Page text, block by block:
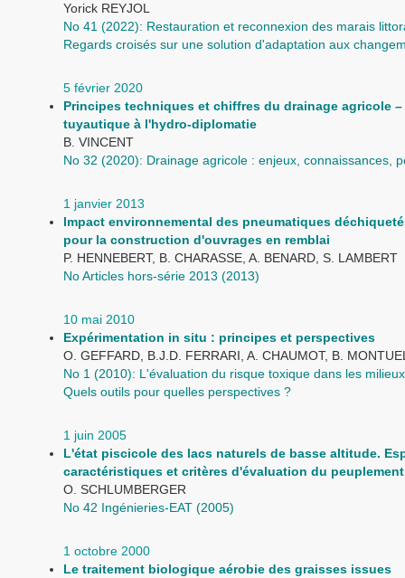
Yorick REYJOL
No 41 (2022): Restauration et reconnexion des marais
Regards croisés sur une solution d'adaptation aux
5 février 2020
Principes techniques et chiffres du drainage agricole –
tuyautique à l'hydro-diplomatie
B. VINCENT
No 32 (2020): Drainage agricole : enjeux, connaissances,
1 janvier 2013
Impact environnemental des pneumatiques
pour la construction d'ouvrages en remblai
P. HENNEBERT, B. CHARASSE, A. BENARD, S. LAMBERT
No Articles hors-série 2013 (2013)
10 mai 2010
Expérimentation in situ : principes et perspectives
O. GEFFARD, B.J.D. FERRARI, A. CHAUMOT, B.
No 1 (2010): L'évaluation du risque toxique dans les
Quels outils pour quelles perspectives ?
1 juin 2005
L'état piscicole des lacs naturels de basse altitude.
caractéristiques et critères d'évaluation du peuplement
O. SCHLUMBERGER
No 42 Ingénieries-EAT (2005)
1 octobre 2000
Le traitement biologique aérobie des graisses issues